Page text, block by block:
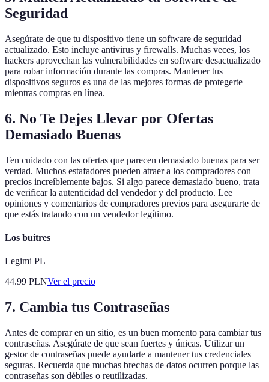
Seguridad
Asegúrate de que tu dispositivo tiene un software de seguridad
actualizado. Esto incluye antivirus y firewalls. Muchas veces, los
hackers aprovechan las vulnerabilidades en software desactualizado
para robar información durante las compras. Mantener tus
dispositivos seguros es una de las mejores formas de protegerte
mientras compras en línea.
6. No Te Dejes Llevar por Ofertas
Demasiado Buenas
Ten cuidado con las ofertas que parecen demasiado buenas para ser
verdad. Muchos estafadores pueden atraer a los compradores con
precios increíblemente bajos. Si algo parece demasiado bueno, trata
de verificar la autenticidad del vendedor y del producto. Lee
opiniones y comentarios de compradores previos para asegurarte de
que estás tratando con un vendedor legítimo.
Los buitres
Legimi PL
44.99 PLNVer el precio
7. Cambia tus Contraseñas
Antes de comprar en un sitio, es un buen momento para cambiar tus
contraseñas. Asegúrate de que sean fuertes y únicas. Utilizar un
gestor de contraseñas puede ayudarte a mantener tus credenciales
seguras. Recuerda que muchas brechas de datos ocurren porque las
contraseñas son débiles o reutilizadas.